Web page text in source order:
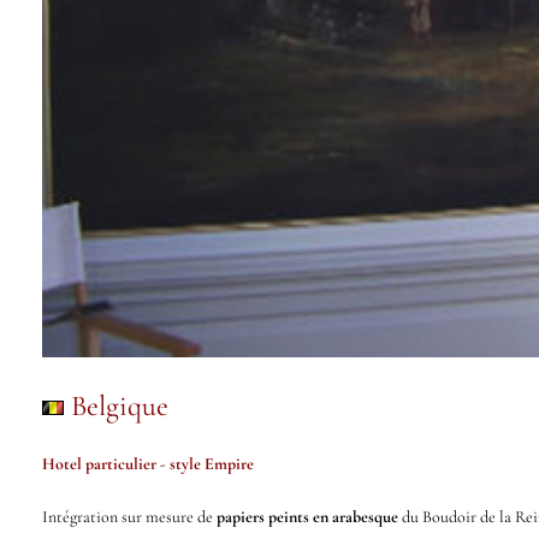
Belgique
Hotel particulier - style Empire
Intégration sur mesure de papiers peints en arabesquedu Boudoir de la